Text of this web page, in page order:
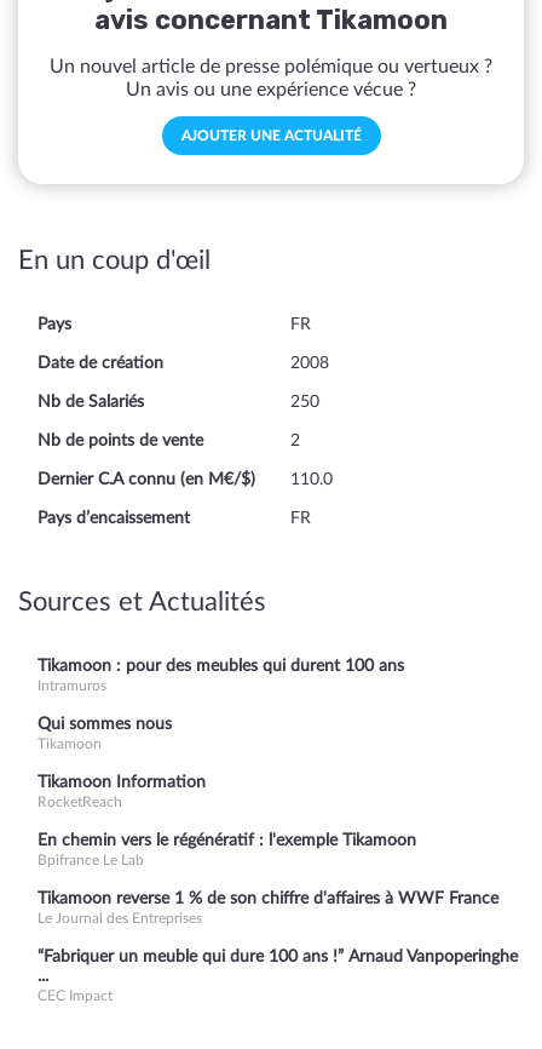
avis concernant Tikamoon
Un nouvel article de presse polémique ou vertueux ?
Un avis ou une expérience vécue ?
AJOUTER UNE ACTUALITÉ
En un coup d'œil
Pays FR
Date de création 2008
Nb de Salariés 250
Nb de points de vente 2
Dernier C.A connu (en M€/$) 110.0
Pays d’encaissement FR
Sources et Actualités
Tikamoon : pour des meubles qui durent 100 ans
Intramuros
Qui sommes nous
Tikamoon
Tikamoon Information
RocketReach
En chemin vers le régénératif : l'exemple Tikamoon
Bpifrance Le Lab
Tikamoon reverse 1 % de son chiffre d'affaires à WWF France
Le Journal des Entreprises
“Fabriquer un meuble qui dure 100 ans !” Arnaud Vanpoperinghe
...
CEC Impact